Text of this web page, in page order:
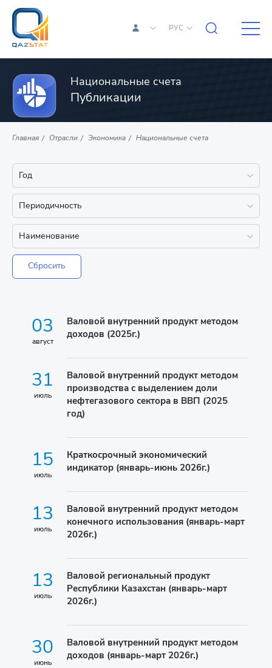
РУС
Национальные счета
Публикации
Главная Отрасли Экономика Национальные счета
Сбросить
03
август
Валовой внутренний продукт методом
доходов (2025г.)
31
июль
Валовой внутренний продукт методом
производства с выделением доли
нефтегазового сектора в ВВП (2025
год)
15
июль
Краткосрочный экономический
индикатор (январь-июнь 2026г.)
13
июль
Валовой внутренний продукт методом
конечного использования (январь-март
2026г.)
13
июль
Валовой региональный продукт
Республики Казахстан (январь-март
2026г.)
30
июнь
Валовой внутренний продукт методом
доходов (январь-март 2026г.)